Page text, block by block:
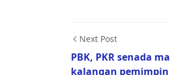
Next Post
PBK, PKR senada
kalangan